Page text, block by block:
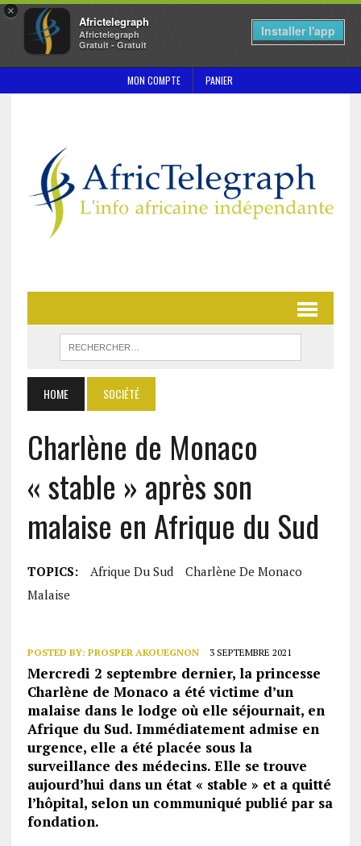
×
Africtelegraph
Africtelegraph
Gratuit - Gratuit
Installer l'app
MON COMPTE PANIER
HOME SOCIÉTÉ
Charlène de Monaco
« stable » après son
malaise en Afrique du Sud
TOPICS: Afrique Du Sud
Charlène De Monaco
Malaise
POSTED BY: PROSPER AKOUEGNON 3 SEPTEMBRE 2021
Mercredi 2 septembre dernier, la princesse
Charlène de Monaco a été victime d’un
malaise dans le lodge où elle séjournait, en
Afrique du Sud. Immédiatement admise en
urgence, elle a été placée sous la
surveillance des médecins. Elle se trouve
aujourd’hui dans un état « stable » et a quitté
l’hôpital, selon un communiqué publié par sa
fondation.